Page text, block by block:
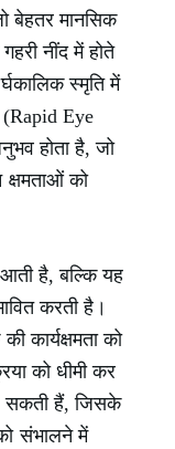
बेहतर मानसिक
नींद में होते
स्मृति में
Eye
होता है, जो
क्षमताओं को
आती है, बल्कि यह
करती है।
कार्यक्षमता को
को धीमी कर
सकती हैं, जिसके
संभालने में